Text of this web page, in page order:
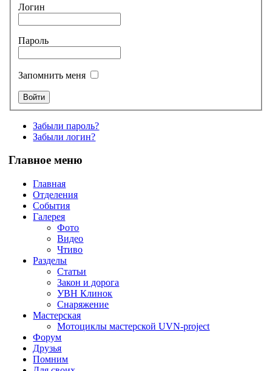
Логин
Пароль
Запомнить меня
Забыли пароль?
Забыли логин?
Главное меню
Главная
Отделения
События
Галерея
Фото
Видео
Чтиво
Разделы
Статьи
Закон и дорога
УВН Клинок
Снаряжение
Мастерская
Мотоциклы мастерской UVN-project
Форум
Друзья
Помним